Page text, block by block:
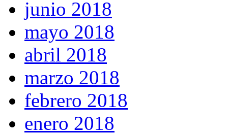
junio 2018
mayo 2018
abril 2018
marzo 2018
febrero 2018
enero 2018